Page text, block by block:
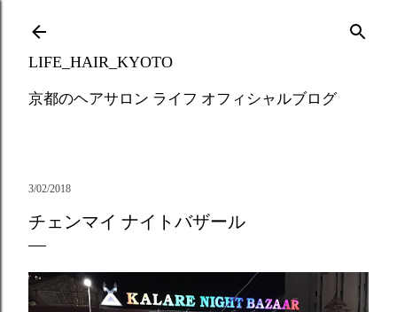
LIFE_HAIR_KYOTO
京都のヘアサロン ライフ オフィシャルブログ
3/02/2018
チェンマイ ナイトバザール